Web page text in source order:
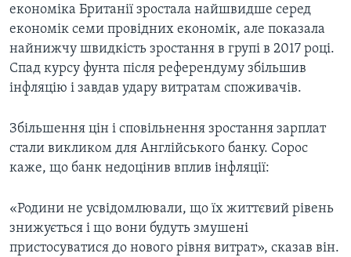
економіка Британії зростала найшвидше серед
економік семи провідних економік, але показала
найнижчу швидкість зростання в групі в 2017 році.
Спад курсу фунта після референдуму збільшив
інфляцію і завдав удару витратам споживачів.
Збільшення цін і сповільнення зростання зарплат
стали викликом для Англійського банку. Сорос
каже, що банк недоцінив вплив інфляції:
«Родини не усвідомлювали, що їх життєвий рівень
знижується і що вони будуть змушені
пристосуватися до нового рівня витрат», сказав він.